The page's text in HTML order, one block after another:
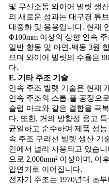
및 무산소동 와이어 빌릿 생
의 새로운 성과는 대구경 튜
대중화 및 응용입니다. 현재
Φ100mm 이상의 상향 연속
일반 황동 및 아연-백동 3원
으며 와이어 빌릿의 수율은
다.
E. 기타 주조 기술
연속 주조 빌렛 기술은 현재
연속 주조의 스톱-풀 공정으
슬럽 마크와 같은 결함을 극
다. 또한, 거의 방향성 응고
균일하고 순수하여 제품 성
속 주조 구리선 빌렛 생산 기
인에서 널리 사용되고 있습
으로 2,000mm² 이상이며, 이
압연기로 이어집니다.
전자기 주조는 1970년대 초